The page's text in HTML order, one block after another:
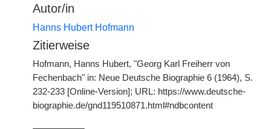
Autor/in
Hanns Hubert Hofmann
Zitierweise
Hofmann, Hanns Hubert, "Georg Karl Freiherr von
Fechenbach" in: Neue Deutsche Biographie 6 (1964), S.
232-233 [Online-Version]; URL: https://www.deutsche-
biographie.de/gnd119510871.html#ndbcontent